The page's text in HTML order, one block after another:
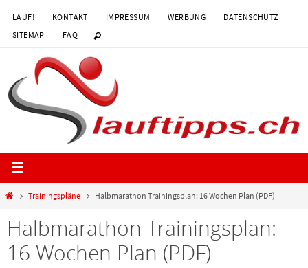
Zum
Inhalt
LAUF! KONTAKT IMPRESSUM WERBUNG
DATENSCHUTZ
SITEMAP
FAQ
StartTrainingspläne Halbmarathon Trainingsplan: 16 Wochen Plan (PDF)
Halbmarathon Trainingsplan:
16 Wochen Plan (PDF)